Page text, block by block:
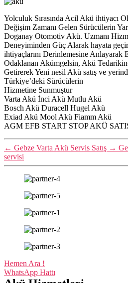
Yolculuk Sırasında Acil Akü ihtiyacı
Değişim Zamanı Gelen Sürücülerin
Doganay Otomotiv Akü. Uzmanı
Deneyiminden Güç Alarak hayata
ihtiyaçlarını Derinlemesine Anlayarak
Odaklanan Akümgelsin, Akü
Getirerek Yeni nesil Akü satış ve
Türkiye’deki Sürücülerin
Hizmetine Sunmuştur
Varta Akü İnci Akü Mutlu Akü
Bosch Akü Duracell Hugel Akü
Exiad Akü Mool Akü Fiamm Akü
AGM EFB START STOP AKÜ
← Gebze Varta Akü Servis Satış →
servisi
Hemen Ara !
WhatsApp Hattı